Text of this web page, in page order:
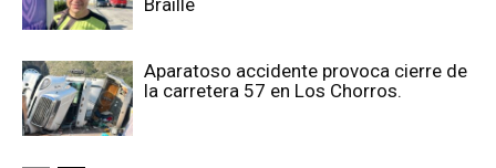
Aparatoso accidente provoca cierre de
la carretera 57 en Los Chorros.